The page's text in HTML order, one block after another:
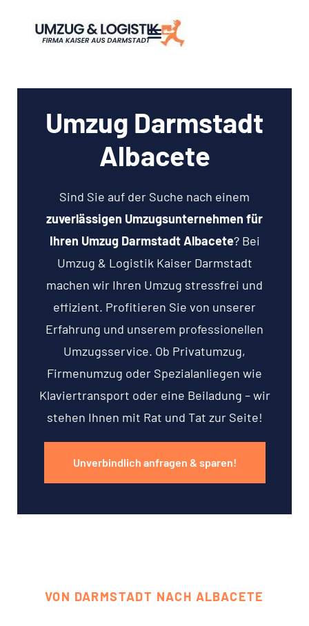
Umzug Darmstadt
Albacete
Sind Sie auf der Suche nach einem
zuverlässigen Umzugsunternehmen für
Ihren Umzug Darmstadt Albacete? Bei
Umzug & Logistik Kaiser Darmstadt
machen wir Ihren Umzug stressfrei und
effizient. Profitieren Sie von unserer
Erfahrung und unserem professionellen
Umzugsservice. Ob Privatumzug,
Firmenumzug oder Spezialanliegen wie
Klaviertransport oder eine Beiladung – wir
stehen Ihnen mit Rat und Tat zur Seite!
Unverbindlich anfragen & sparen!
VON DARMSTADT NACH ALBACETE